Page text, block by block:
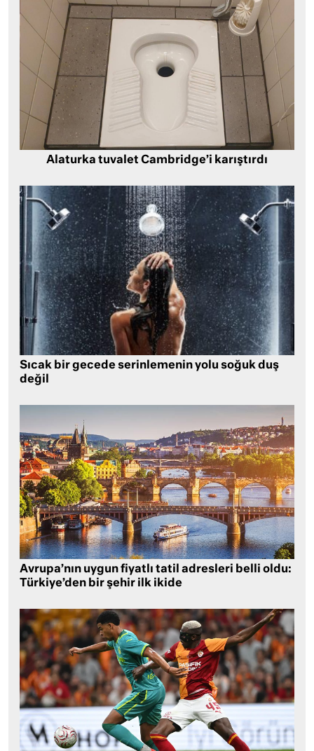
Alaturka tuvalet Cambridge’i karıştırdı
Sıcak bir gecede serinlemenin yolu soğuk duş
değil
Avrupa’nın uygun fiyatlı tatil adresleri belli oldu:
Türkiye’den bir şehir ilk ikide